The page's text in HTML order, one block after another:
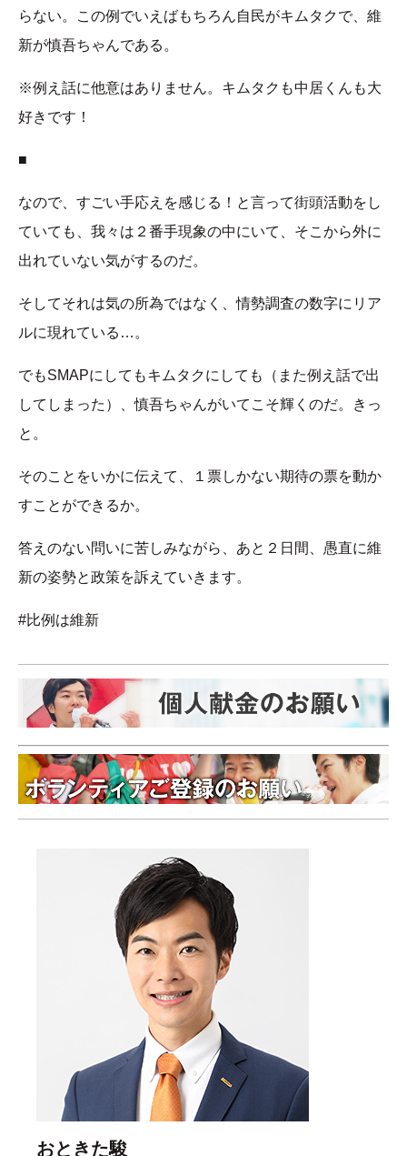
らない。この例でいえばもちろん自民がキムタクで、維
新が慎吾ちゃんである。
※例え話に他意はありません。キムタクも中居くんも大
好きです！
■
なので、すごい手応えを感じる！と言って街頭活動をし
ていても、我々は２番手現象の中にいて、そこから外に
出れていない気がするのだ。
そしてそれは気の所為ではなく、情勢調査の数字にリア
ルに現れている…。
でもSMAPにしてもキムタクにしても（また例え話で出
してしまった）、慎吾ちゃんがいてこそ輝くのだ。きっ
と。
そのことをいかに伝えて、１票しかない期待の票を動か
すことができるか。
答えのない問いに苦しみながら、あと２日間、愚直に維
新の姿勢と政策を訴えていきます。
#比例は維新
おときた駿